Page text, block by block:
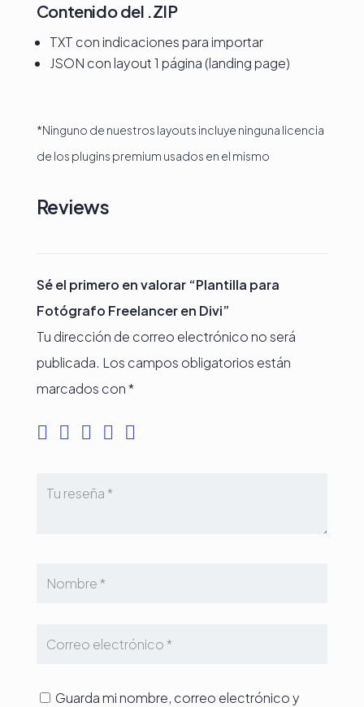
Contenido del .ZIP
TXT con indicaciones para importar
JSON con layout 1 página (landing page)
*Ninguno de nuestros layouts incluye ninguna licencia
de los plugins premium usados en el mismo
Reviews
Sé el primero en valorar “Plantilla para
Fotógrafo Freelancer en Divi”
Tu dirección de correo electrónico no será
publicada. Los campos obligatorios están
marcados con*
Guarda mi nombre, correo electrónico y